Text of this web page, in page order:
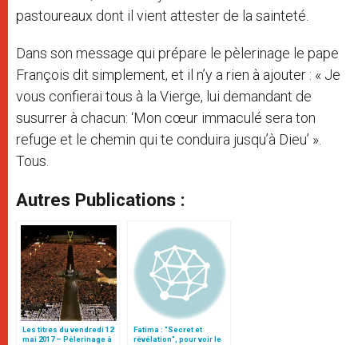
pastoureaux dont il vient attester de la sainteté.
Dans son message qui prépare le pèlerinage le pape
François dit simplement, et il n’y a rien à ajouter : « Je
vous confierai tous à la Vierge, lui demandant de
susurrer à chacun: ‘Mon cœur immaculé sera ton
refuge et le chemin qui te conduira jusqu’à Dieu’ ».
Tous.
Autres Publications :
Les titres du vendredi 12
mai 2017 – Pèlerinage à
Fatima : "Secret et
révélation", pour voir le